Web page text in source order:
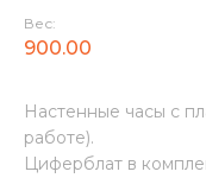
Вес:
900.00
Настенные часы с
работе).
Циферблат в